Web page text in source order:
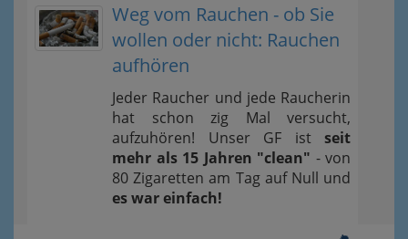
Weg vom Rauchen - ob Sie
wollen oder nicht: Rauchen
aufhören
Jeder Raucher und jede Raucherin
hat schon zig Mal versucht,
aufzuhören! Unser GF ist seit
mehr als 15 Jahren "clean" - von
80 Zigaretten am Tag auf Null und
es war einfach!